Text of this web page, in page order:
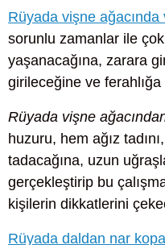
Rüyada vişne
sorunlu zamanlar ile
yaşanacağına, zarara
girileceğine ve ferahlığa
Rüyada vişne
huzuru, hem ağız
tadacağına, uzun
gerçekleştirip bu
kişilerin dikkatlerini
Rüyada daldan nar